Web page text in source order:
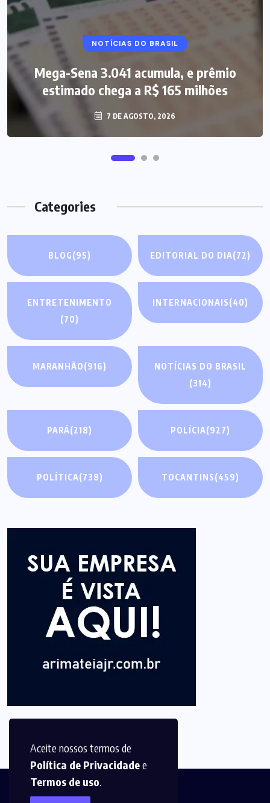
Aceite nossos termos de
Política de Privacidadee
Termos de uso.
NOTÍCIAS DO BRASIL
Mega-Sena 3.041 acumula, e prêmio
estimado chega a R$ 165 milhões
7 DE AGOSTO, 2026
Categories
BLOG(95) EDITORIAL DO DIA(72)
ENTRETENIMENTO
(70)
INTERNACIONAIS(40)
MARANHÃO(916)
NOTÍCIAS DO BRASIL
(314)
PARÁ(218) POLÍCIA(927)
POLÍTICA(738) TOCANTINS(459)